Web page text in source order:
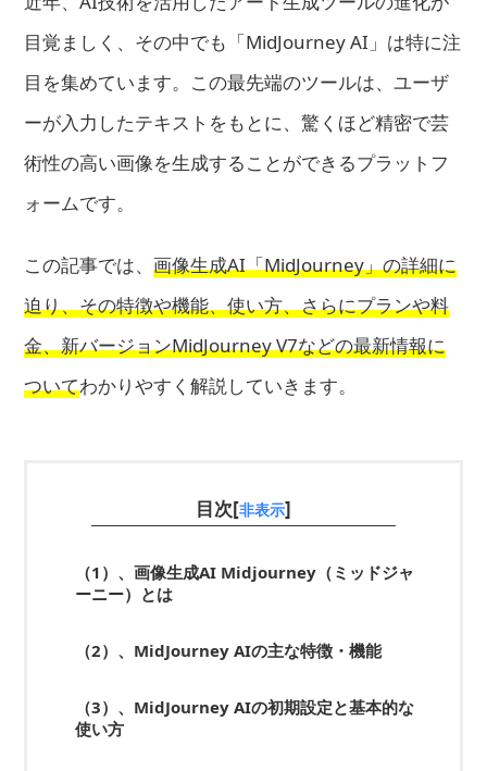
目覚ましく、その中でも「MidJourney AI」は特に注
目を集めています。この最先端のツールは、ユーザ
ーが入力したテキストをもとに、驚くほど精密で芸
術性の高い画像を生成することができるプラットフ
ォームです。
この記事では、画像生成AI「MidJourney」の詳細に
迫り、その特徴や機能、使い方、さらにプランや料
金、新バージョンMidJourney V7などの最新情報に
ついてわかりやすく解説していきます。
目次[非表示]
（1）、画像生成AI Midjourney（ミッドジャ
ーニー）とは
（2）、MidJourney AIの主な特徴・機能
（3）、MidJourney AIの初期設定と基本的な
使い方